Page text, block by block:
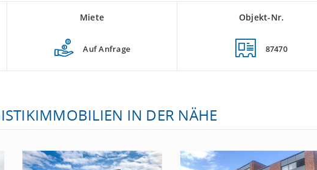
Miete
Auf Anfrage
Objekt-Nr.
87470
IN DER NÄHE